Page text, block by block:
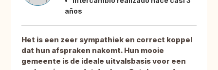
años
Het is een zeer sympathiek en correct koppel
dat hun afspraken nakomt. Hun mooie
gemeente is de ideale uitvalsbasis voor een